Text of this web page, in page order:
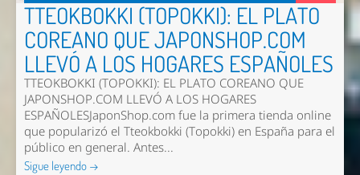
TTEOKBOKKI (TOPOKKI): EL PLATO
COREANO QUE JAPONSHOP.COM
LLEVÓ A LOS HOGARES ESPAÑOLES
TTEOKBOKKI (TOPOKKI): EL PLATO COREANO QUE
JAPONSHOP.COM LLEVÓ A LOS HOGARES
ESPAÑOLESJaponShop.com fue la primera tienda online
que popularizó el Tteokbokki (Topokki) en España para el
público en general. Antes...
Sigue leyendo →